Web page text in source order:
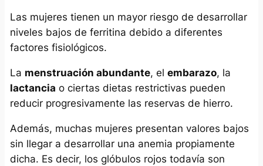
Las mujeres tienen un mayor riesgo de desarrollar
niveles bajos de ferritina debido a diferentes
factores fisiológicos.
La menstruación abundante, el embarazo, la
lactancia o ciertas dietas restrictivas pueden
reducir progresivamente las reservas de hierro.
Además, muchas mujeres presentan valores bajos
sin llegar a desarrollar una anemia propiamente
dicha. Es decir, los glóbulos rojos todavía son